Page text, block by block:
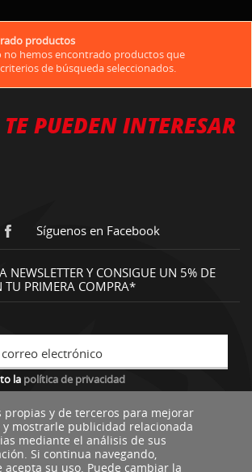
productos
no hemos encontrado productos que
de búsqueda seleccionados.
PUEDEN INTERESAR
Síguenos en Facebook
NEWSLETTER Y CONSIGUE UN 5% DE
TU PRIMERA COMPRA*
electrónico
la política de privacidad
a otras ofertas o promociones.
propias y de terceros para mejorar
y mostrarle publicidad relacionada
mediante el análisis de sus
Si continua navegando,
acepta su uso. Puede cambiar la